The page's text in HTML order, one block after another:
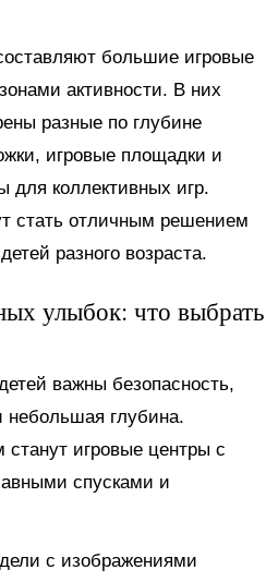
большие игровые
активности. В них
разные по глубине
игровые площадки и
для коллективных игр.
стать отличным решением
разного возраста.
улыбок: что выбрать
важны безопасность,
небольшая глубина.
игровые центры с
спусками и
с изображениями